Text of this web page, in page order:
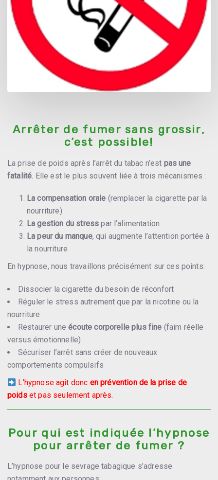
Arrêter de fumer sans grossir,
c’est possible!
La prise de poids après l’arrêt du tabac n’est pas une
fatalité . Elle est le plus souvent liée à trois mécanismes :
La compensation orale (remplacer la cigarette par la
nourriture)
La gestion du stress par l’alimentation
La peur du manque, qui augmente l’attention portée à
la nourriture
En hypnose, nous travaillons précisément sur ces points:
Dissocier la cigarette du besoin de réconfort
Réguler le stress autrement que par la nicotine ou la
nourriture
Restaurer uneécoute corporelle plus fine (faim réelle
versus émotionnelle)
Sécuriser l’arrêt sans créer de nouveaux
comportements compulsifs
L’hypnose agit donc en prévention de la prise de
poidset pas seulement après.
Pour qui est indiquée l’hypnose
pour arrêter de fumer ?
L’hypnose pour le sevrage tabagique s’adresse